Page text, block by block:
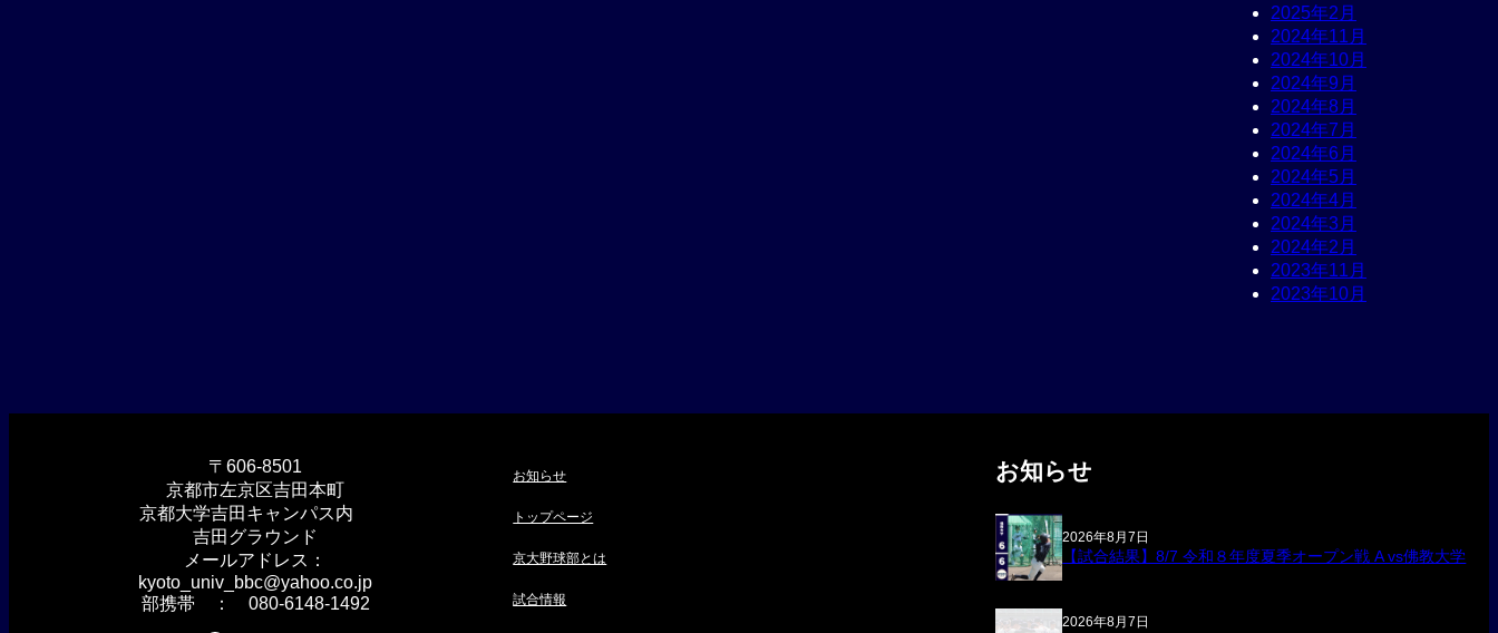
2025年2月
2024年11月
2024年10月
2024年9月
2024年8月
2024年7月
2024年6月
2024年5月
2024年4月
2024年3月
2024年2月
2023年11月
2023年10月
〒606-8501
京都市左京区吉田本町
京都大学吉田キャンパス内
吉田グラウンド
メールアドレス：
kyoto_univ_bbc@yahoo.co.jp
部携帯 ： 080-6148-1492
お知らせ
トップページ
京大野球部とは
試合情報
お知らせ
2026年8月7日
【試合結果】8/7 令和８年度夏季オープン戦 A vs佛教大学
2026年8月7日